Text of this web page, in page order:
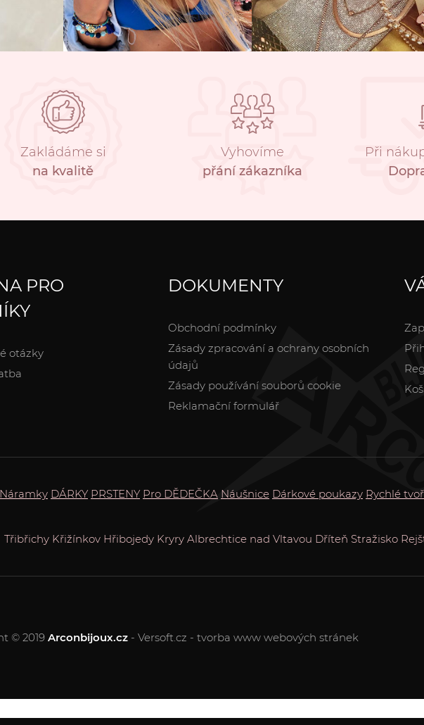
Zakládáme si
na kvalitě
Vyhovíme
přání zákazníka
Při
PRO
otázky
DOKUMENTY
Obchodní podmínky
Zásady zpracování a ochrany osobních
údajů
Zásady používání souborů cookie
Reklamační formulář
Náramky DÁRKY PRSTENY Pro DĚDEČKA Náušnice Dárkové poukazy Rychlé
Třibřichy Křižínkov Hřibojedy Kryry Albrechtice nad Vltavou Dříteň Stražisko
© 2019 Arconbijoux.cz - Versoft.cz - tvorba www webových stránek